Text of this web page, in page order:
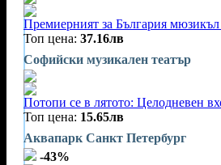
Премиерният за България
Топ цена: 37.16лв
Софийски музикален театър
Потопи се в лятото: Целодневен
Топ цена: 15.65лв
Аквапарк Санкт Петербург
-43%